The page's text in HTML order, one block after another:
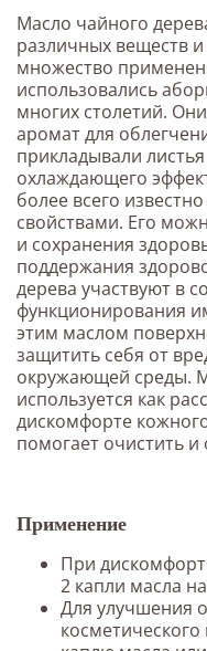
Масло чайного
различных веществ
множество
использовались
многих столетий.
аромат для
прикладывали
охлаждающего
более всего
свойствами. Его
и сохранения
поддержания
дерева участвуют в
функционирования
этим маслом
защитить себя от
окружающей среды.
используется как
дискомфорте
помогает очистить и
Применение
При
2 капли масла
Для улучшения